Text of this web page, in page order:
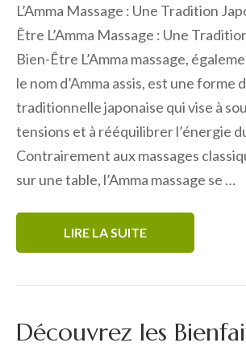
L’Amma Massage : Une Tradition
Être L’Amma Massage : Une
Bien-Être L’Amma massage,
le nom d’Amma assis, est une forme
traditionnelle japonaise qui vise à
tensions et à rééquilibrer l’énergie
Contrairement aux massages
sur une table, l’Amma massage se …
LIRE LA SUITE
Découvrez les